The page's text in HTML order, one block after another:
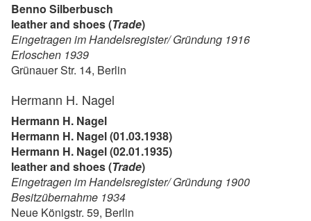
Benno Silberbusch
leather and shoes (Trade)
Eingetragen im Handelsregister/ Gründung 1916
Erloschen 1939
Grünauer Str. 14, Berlin
Hermann H. Nagel
Hermann H. Nagel
Hermann H. Nagel (01.03.1938)
Hermann H. Nagel (02.01.1935)
leather and shoes (Trade)
Eingetragen im Handelsregister/ Gründung 1900
Besitzübernahme 1934
Neue Königstr. 59, Berlin